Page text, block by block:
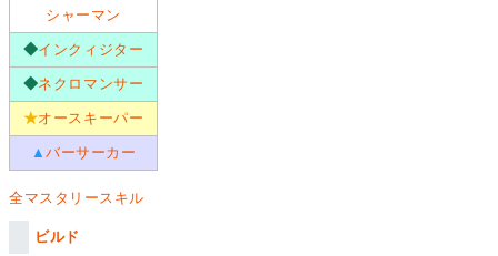
シャーマン
◆インクィジター
◆ネクロマンサー
★オースキーパー
▲バーサーカー
全マスタリースキル
ビルド